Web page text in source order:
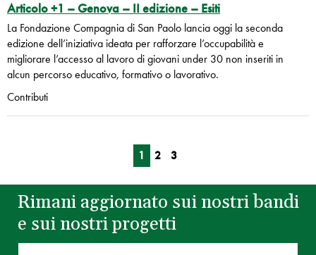
Articolo +1 – Genova – II edizione – Esiti
La Fondazione Compagnia di San Paolo lancia oggi la seconda
edizione dell’iniziativa ideata per rafforzare l’occupabilità e
migliorare l’accesso al lavoro di giovani under 30 non inseriti in
alcun percorso educativo, formativo o lavorativo.
Contributi
1 2 3
Rimani aggiornato sui nostri bandi
e sui nostri progetti